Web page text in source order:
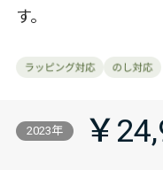
す。
2023年 ￥